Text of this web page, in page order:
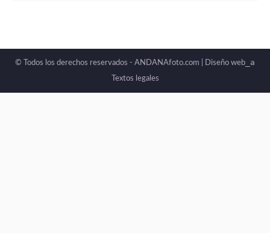
© Todos los derechos reservados - ANDANAfoto.com | Diseño web _a
Textos legales